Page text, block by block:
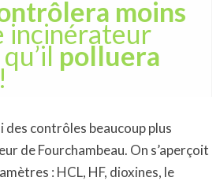
moins
incinérateur
polluera
!
des contrôles beaucoup plus
de Fourchambeau. On s’aperçoit
: HCL, HF, dioxines, le